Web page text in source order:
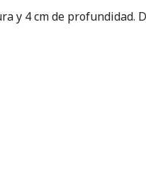
y 4 cm de profundidad.